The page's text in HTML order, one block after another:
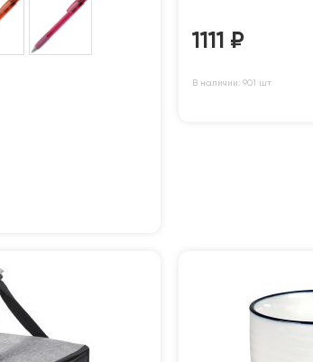
1111 ₽
В наличии: 901 шт